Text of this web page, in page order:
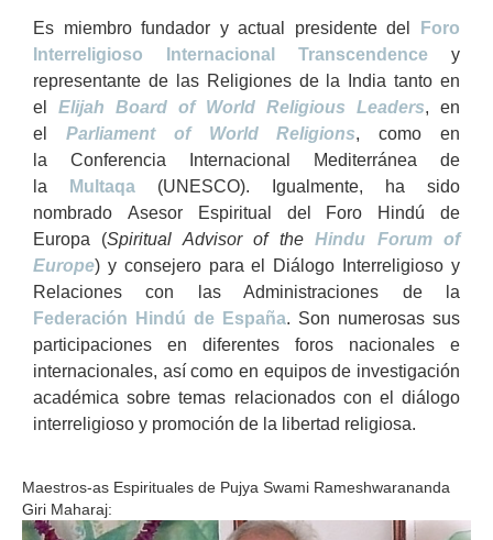
Es miembro fundador y actual presidente del
Foro
Interreligioso Internacional Transcendence y
representante de las Religiones de la India tanto en
el Elijah Board of World Religious Leaders, en
el Parliament of World Religions, como en
la Conferencia Internacional Mediterránea de
la
Multaqa
(UNESCO). Igualmente, ha sido
nombrado Asesor Espiritual
del Foro Hindú de
Europa (Spiritual Advisor of the
Hindu Forum of
Europe) y consejero para el Diálogo Interreligioso y
Relaciones con las Administraciones de la
Federación Hindú de España. Son numerosas sus
participaciones en diferentes foros nacionales e
internacionales, así como en equipos de investigación
académica sobre temas relacionados con el diálogo
interreligioso y promoción de la libertad religiosa.
Maestros-as Espirituales de Pujya Swami Rameshwarananda
Giri Maharaj: